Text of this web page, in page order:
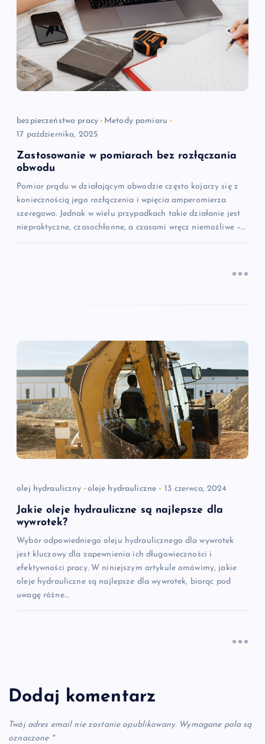
a
w
p
s
u
bezpieczeństwo pracy
Metody pomiaru
17 października, 2025
Zastosowanie w pomiarach bez rozłączania
obwodu
Pomiar prądu w działającym obwodzie często kojarzy się z
koniecznością jego rozłączenia i wpięcia amperomierza
szeregowo. Jednak w wielu przypadkach takie działanie jest
niepraktyczne, czasochłonne, a czasami wręcz niemożliwe –…
olej hydrauliczny oleje hydrauliczne 13 czerwca, 2024
Jakie oleje hydrauliczne są najlepsze dla
wywrotek?
Wybór odpowiedniego oleju hydraulicznego dla wywrotek
jest kluczowy dla zapewnienia ich długowieczności i
efektywności pracy. W niniejszym artykule omówimy, jakie
oleje hydrauliczne są najlepsze dla wywrotek, biorąc pod
uwagę różne…
Dodaj komentarz
Twój adres email nie zostanie opublikowany. Wymagane pola są
oznaczone *